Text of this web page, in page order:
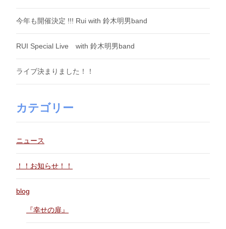
今年も開催決定 !!! Rui with 鈴木明男band
RUI Special Live with 鈴木明男band
ライブ決まりました！！
カテゴリー
ニュース
！！お知らせ！！
blog
『幸せの扉』